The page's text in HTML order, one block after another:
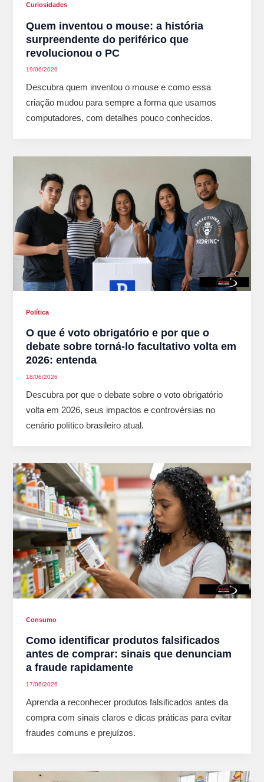
Curiosidades
Quem inventou o mouse: a história
surpreendente do periférico que
revolucionou o PC
19/06/2026
Descubra quem inventou o mouse e como essa
criação mudou para sempre a forma que usamos
computadores, com detalhes pouco conhecidos.
Política
O que é voto obrigatório e por que o
debate sobre torná-lo facultativo volta em
2026: entenda
18/06/2026
Descubra por que o debate sobre o voto obrigatório
volta em 2026, seus impactos e controvérsias no
cenário político brasileiro atual.
Consumo
Como identificar produtos falsificados
antes de comprar: sinais que denunciam
a fraude rapidamente
17/06/2026
Aprenda a reconhecer produtos falsificados antes da
compra com sinais claros e dicas práticas para evitar
fraudes comuns e prejuízos.